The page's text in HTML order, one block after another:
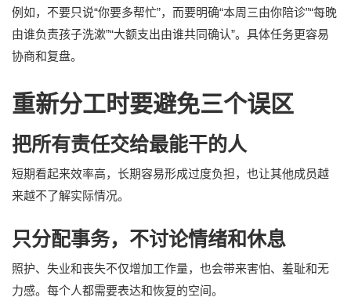
例如，不要只说“你要多帮忙”，而要明确“本周三由你陪诊”“每晚
由谁负责孩子洗漱”“大额支出由谁共同确认”。具体任务更容易
协商和复盘。
重新分工时要避免三个误区
把所有责任交给最能干的人
短期看起来效率高，长期容易形成过度负担，也让其他成员越
来越不了解实际情况。
只分配事务，不讨论情绪和休息
照护、失业和丧失不仅增加工作量，也会带来害怕、羞耻和无
力感。每个人都需要表达和恢复的空间。